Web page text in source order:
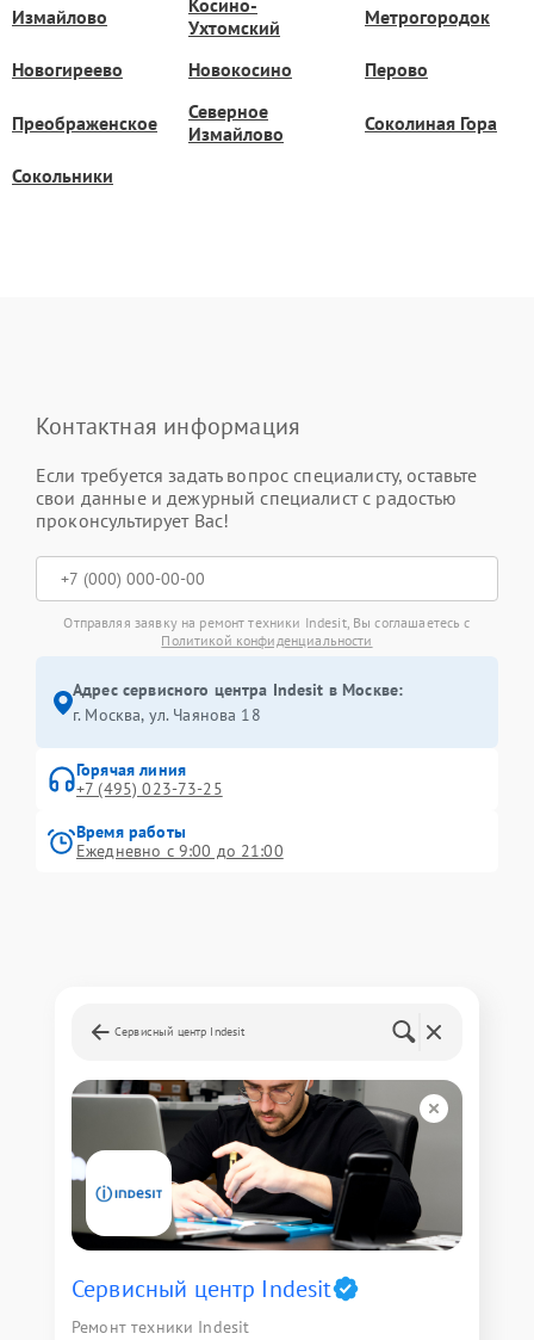
Измайлово
Косино-
Ухтомский
Метрогородок
Новогиреево Новокосино Перово
Преображенское
Северное
Измайлово
Соколиная Гора
Сокольники
Контактная информация
Если требуется задать вопрос специалисту, оставьте
свои данные и дежурный специалист с радостью
проконсультирует Вас!
Отправляя заявку на ремонт техники Indesit, Вы соглашаетесь с
Политикой конфиденциальности
Адрес сервисного центра Indesit в Москве:
г. Москва, ул. Чаянова 18
Горячая линия
+7 (495) 023-73-25
Время работы
Ежедневно с 9:00 до 21:00
Сервисный центр Indesit
Сервисный центр Indesit
Ремонт техники Indesit